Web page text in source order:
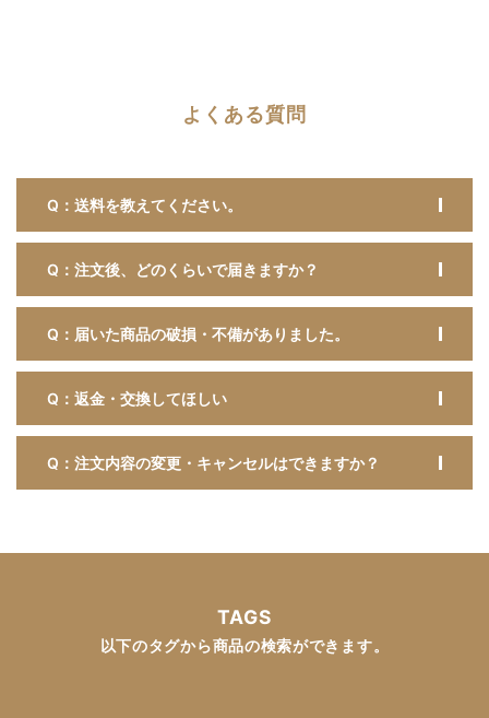
よくある質問
Q：送料を教えてください。
Q：注文後、どのくらいで届きますか？
Q：届いた商品の破損・不備がありました。
Q：返金・交換してほしい
Q：注文内容の変更・キャンセルはできますか？
TAGS
以下のタグから商品の検索ができます。